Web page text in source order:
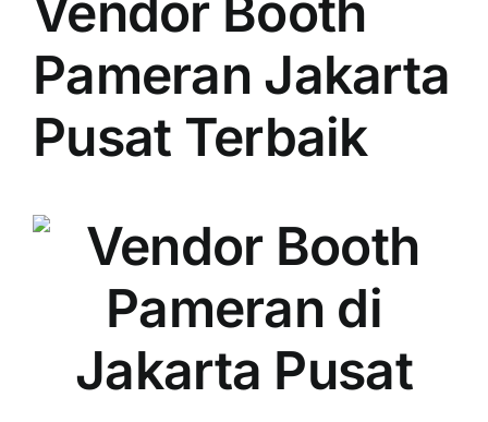
Foto
Portofolio
Blog
Hubungi Kami
Pameran Jakarta
Pusat Terbaik